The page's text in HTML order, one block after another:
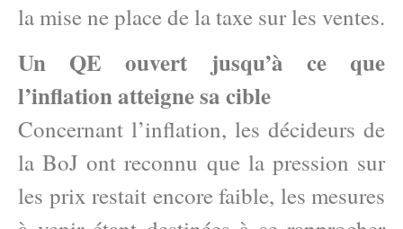
la mise ne place de la taxe sur les ventes.
Un QE ouvert jusqu’à ce que
l’inflation atteigne sa cible
Concernant l’inflation, les décideurs de
la BoJ ont reconnu que la pression sur
les prix restait encore faible, les mesures